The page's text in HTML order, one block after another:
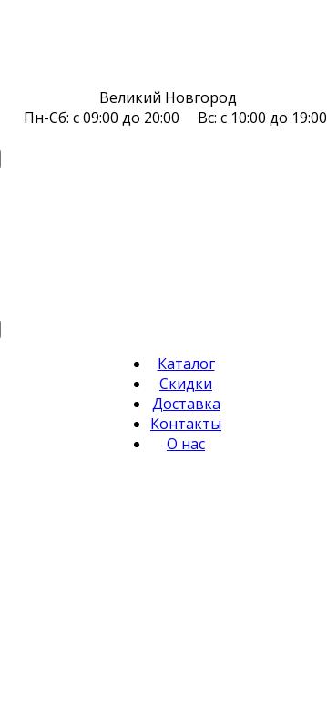
Великий Новгород
Пн-Сб: с 09:00 до 20:00 Вс: с 10:00 до 19:00
Каталог
Скидки
Доставка
Контакты
О нас